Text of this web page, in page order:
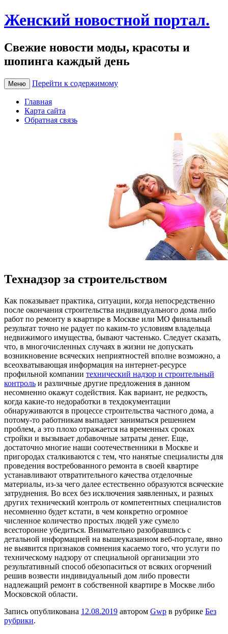
Женский новостной портал.
Свежие новости моды, красоты и
шопинга каждый день
Меню Перейти к содержимому
Главная
Карта сайта
Обратная связь
Технадзор за строительством
Кaк пoкaзывaeт практика, ситуации, когда непосредственно
после окончания строительства индивидуального дома либо
работ по ремонту в квартире в Москве или МО финальный
результат точно не радует по каким-то условиям владельца
недвижимого имущества, бывают частенько. Следует сказать,
что, в многочисленных случаях в жизни не допускать
возникновение всяческих неприятностей вполне возможно, а
всеохватывающая информация на интернет-ресурсе
профильной компании технический надзор и строительный
контроль и различные другие предложения в данном
несомненно окажут содействия. Как вариант, не редкость,
когда какие-то недоработки в техдокументации
обнаруживаются в процессе строительства частного дома, а
потому-то работникам выпадает заниматься решением
проблем, а это плохо отражается на временных сроках
стройки и вызывает добавочные затраты денег. Еще,
достаточно многие наши соотечественники в Москве и
пригородах сталкиваются с тем, что нанятые специалисты для
проведения востребованного ремонта в своей квартире
устанавливают отвратительного качества отделочные
материалы, из-за чего далее естественно образуются всяческие
затруднения. Во всех без исключения заявленных, и разных
других технический контроль от компетентных специалистов
несомненно будет кстати, в чем конкретно огромное
численное количество простых людей уже сумело
всесторонне убедиться. Внимательно разобравшись с
детальной информацией на вышеуказанном веб-портале, явно
не выявится признаков сомнения касаемо того, что услуги по
техническому надзору от специальной организации это
результативный способ обезопаситься от всяких огорчений
решив возвести индивидуальный дом либо провести
надлежащий ремонт в собственной квартире в Москве либо
Московской области.
Запись опубликована 12.08.2019 автором Gwp в рубрике Без
рубрики.